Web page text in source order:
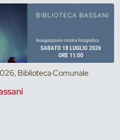
Biblioteca Comunale